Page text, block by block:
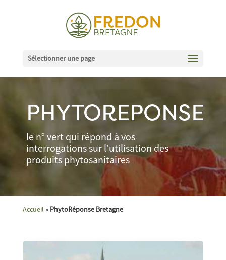
Sélectionner une page
PHYTOREPONSE
le n° vert qui répond à vos
interrogations sur l’utilisation des
produits phytosanitaires
Accueil » PhytoRéponse Bretagne